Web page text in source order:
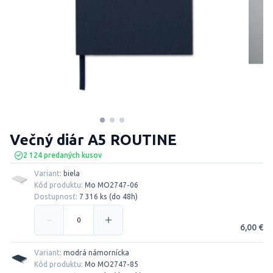
2 124 predaných kusov
Večný diár A5 ROUTINE
Variant: biela
Kód produktu: Mo MO2747-06
Dostupnosť: 7 316 ks (do 48h)
6,00 €
Variant: modrá námornícka
Kód produktu: Mo MO2747-85